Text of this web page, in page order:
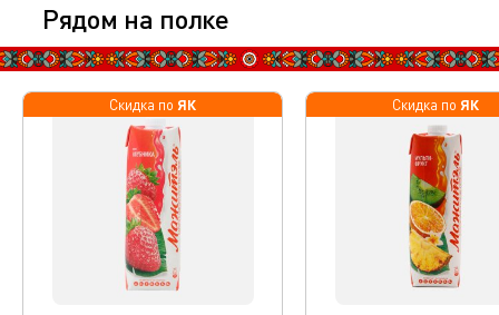
Рядом на полке
Скидка по ЯК Скидка по ЯК